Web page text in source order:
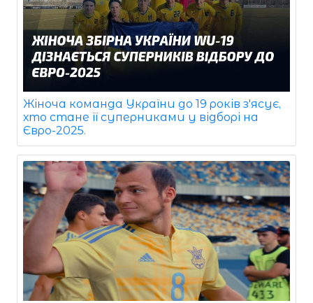
Жіноча команда України до 19 років з'ясує,
хто стане її суперниками у відборі на
Євро-2025.